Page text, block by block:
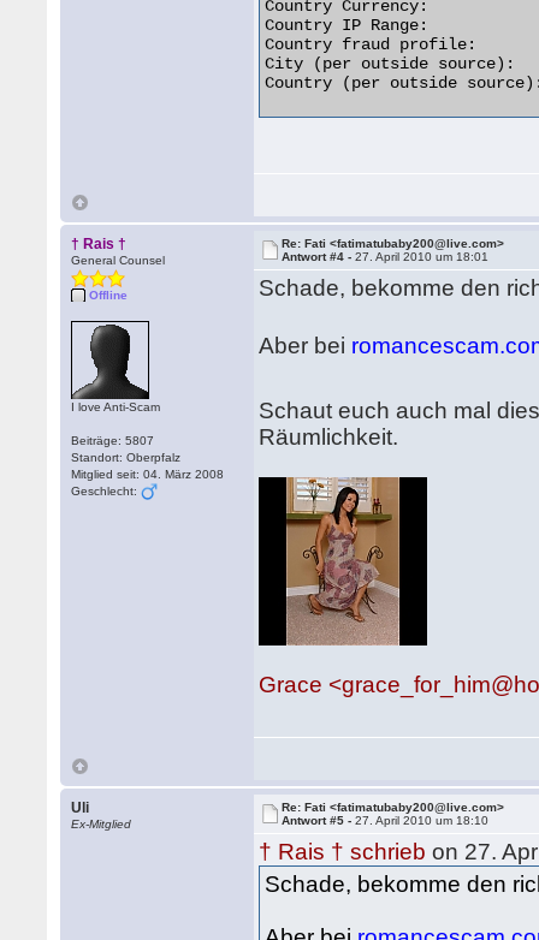
Country Currency:
Country IP Range:
Country fraud profile:
City (per outside source):
Country (per outside
† Rais †
General Counsel
Offline
I love Anti-Scam
Beiträge: 5807
Standort: Oberpfalz
Mitglied seit: 04. März 2008
Geschlecht:
Re: Fati <fatimatubaby200@live.com>
Antwort #4 -27. April 2010 um 18:01
Schade, bekomme den
Aber bei
Schaut euch auch mal
Räumlichkeit.
Grace
Uli
Ex-Mitglied
Re: Fati <fatimatubaby200@live.com>
Antwort #5 -27. April 2010 um 18:10
† Rais † schrieb on 27.
Schade, bekomme den